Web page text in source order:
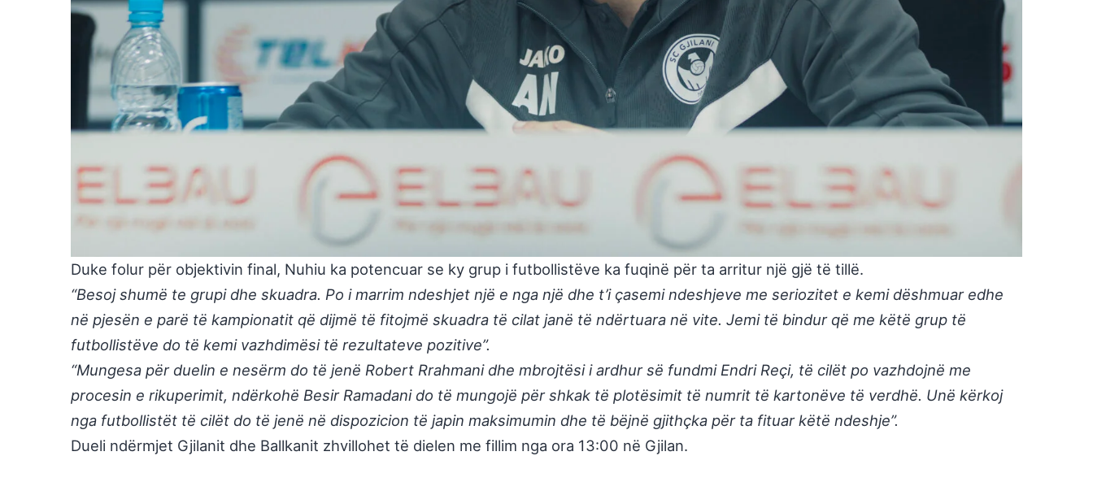
Duke folur për objektivin final, Nuhiu ka potencuar se ky grup i futbollistëve ka fuqinë për ta arritur një gjë të tillë.
“Besoj shumë te grupi dhe skuadra. Po i marrim ndeshjet një e nga një dhe t’i çasemi ndeshjeve me seriozitet e kemi dëshmuar edhe
në pjesën e parë të kampionatit që dijmë të fitojmë skuadra të cilat janë të ndërtuara në vite. Jemi të bindur që me këtë grup të
futbollistëve do të kemi vazhdimësi të rezultateve pozitive”.
“Mungesa për duelin e nesërm do të jenë Robert Rrahmani dhe mbrojtësi i ardhur së fundmi Endri Reçi, të cilët po vazhdojnë me
procesin e rikuperimit, ndërkohë Besir Ramadani do të mungojë për shkak të plotësimit të numrit të kartonëve të verdhë. Unë kërkoj
nga futbollistët të cilët do të jenë në dispozicion të japin maksimumin dhe të bëjnë gjithçka për ta fituar këtë ndeshje”.
Dueli ndërmjet Gjilanit dhe Ballkanit zhvillohet të dielen me fillim nga ora 13:00 në Gjilan.